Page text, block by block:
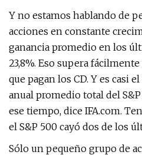
Y no estamos hablando de
acciones en constante
ganancia promedio en los
23,8%. Eso supera
que pagan los CD. Y es casi
anual promedio total del
ese tiempo, dice IFA.com.
el S&P 500 cayó dos de los
Sólo un pequeño grupo de